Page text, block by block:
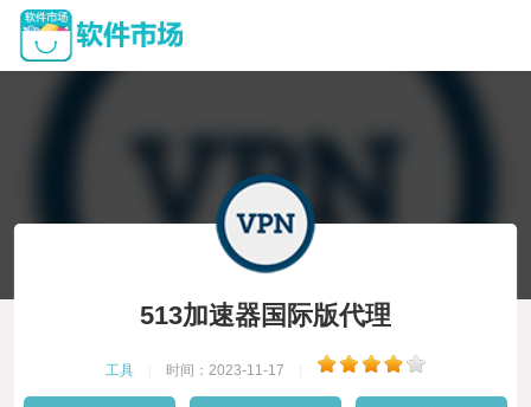
513加速器国际版代理
工具 时间：2023-11-17